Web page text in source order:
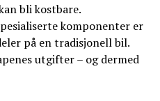
bli kostbare.
komponenter er
på en tradisjonell bil.
utgifter – og dermed